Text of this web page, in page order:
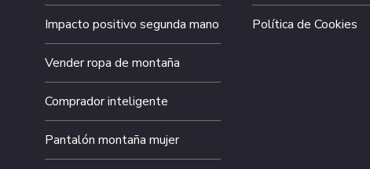
Impacto positivo segunda mano
Vender ropa de montaña
Comprador inteligente
Pantalón montaña mujer
Política de Cookies